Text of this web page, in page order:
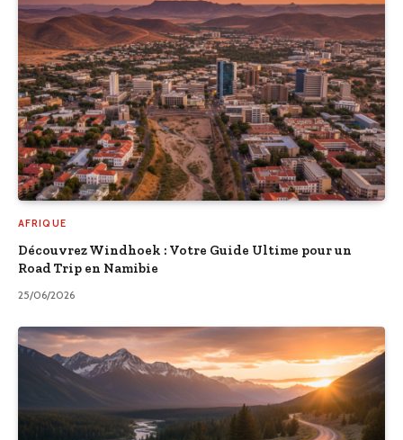
AFRIQUE
Découvrez Windhoek : Votre Guide Ultime pour un
Road Trip en Namibie
25/06/2026